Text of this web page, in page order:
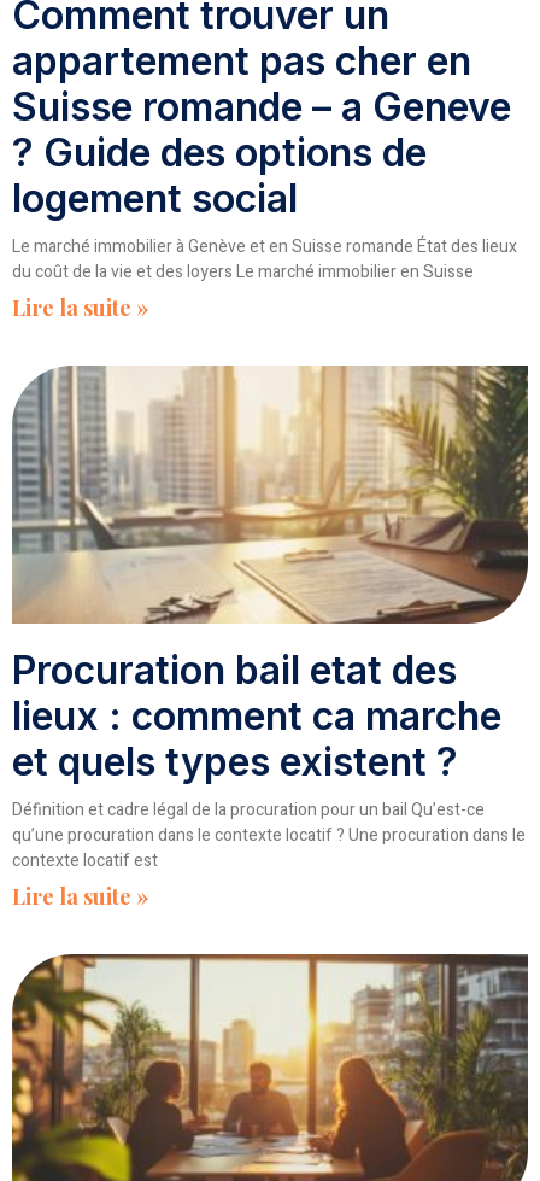
Comment trouver un
appartement pas cher en
Suisse romande – a Geneve
? Guide des options de
logement social
Le marché immobilier à Genève et en Suisse romande État des lieux
du coût de la vie et des loyers Le marché immobilier en Suisse
Lire la suite »
Procuration bail etat des
lieux : comment ca marche
et quels types existent ?
Définition et cadre légal de la procuration pour un bail Qu’est-ce
qu’une procuration dans le contexte locatif ? Une procuration dans le
contexte locatif est
Lire la suite »